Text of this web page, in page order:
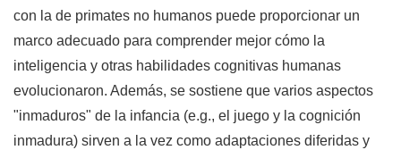
con la de primates no humanos puede proporcionar un
marco adecuado para comprender mejor cómo la
inteligencia y otras habilidades cognitivas humanas
evolucionaron. Además, se sostiene que varios aspectos
"inmaduros" de la infancia (e.g., el juego y la cognición
inmadura) sirven a la vez como adaptaciones diferidas y